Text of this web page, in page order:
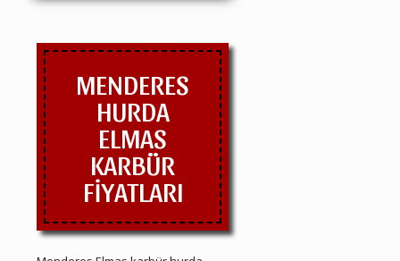
MENDERES
HURDA
ELMAS
KARBÜR
FİYATLARI